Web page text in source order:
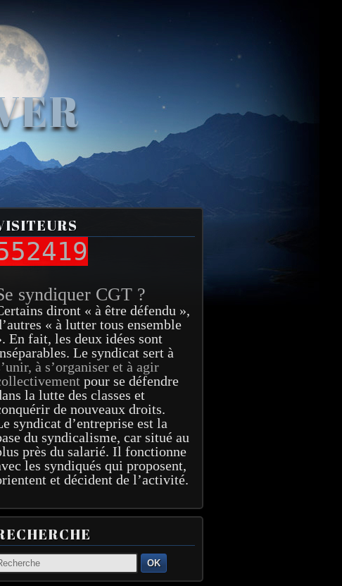
syndiquer CGT ?
diront « à être défendu »,
« à lutter tous ensemble
En fait, les deux idées sont
Le syndicat sert à
à s’organiser et à agir
pour se défendre
la lutte des classes et
de nouveaux droits.
syndicat d’entreprise est la
du syndicalisme, car situé au
près du salarié. Il fonctionne
les syndiqués qui proposent,
et décident de l’activité.
OK